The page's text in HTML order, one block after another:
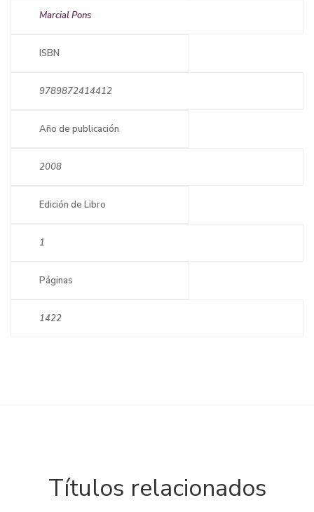
Marcial Pons
ISBN
9789872414412
Año de publicación
2008
Edición de Libro
1
Páginas
1422
Títulos relacionados